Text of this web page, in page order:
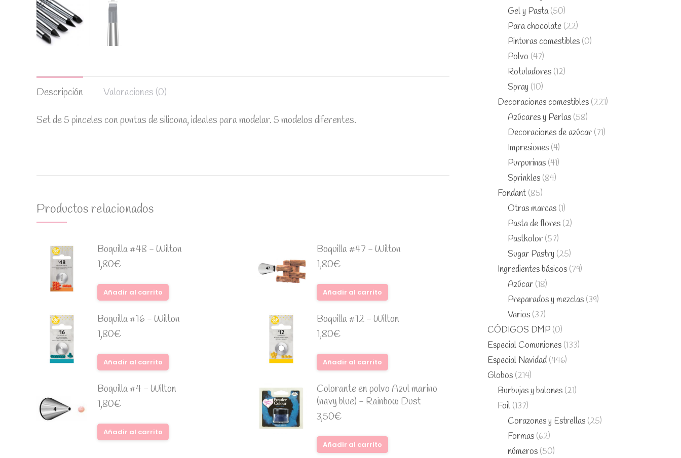
Descripción Valoraciones (0)
Set de 5 pinceles con puntas de silicona, ideales para modelar. 5 modelos diferentes.
Productos relacionados
Boquilla #48 - Wilton
1,80€
Añadir al carrito
Boquilla #47 - Wilton
1,80€
Añadir al carrito
Boquilla #16 - Wilton
1,80€
Añadir al carrito
Boquilla #12 - Wilton
1,80€
Añadir al carrito
Boquilla #4 - Wilton
1,80€
Añadir al carrito
Colorante en polvo Azul marino
(navy blue) - Rainbow Dust
3,50€
Añadir al carrito
Gel y Pasta (50)
Para chocolate (22)
Pinturas comestibles (0)
Polvo (47)
Rotuladores (12)
Spray (10)
Decoraciones comestibles (221)
Azúcares y Perlas (58)
Decoraciones de azúcar (71)
Impresiones (4)
Purpurinas (41)
Sprinkles (84)
Fondant (85)
Otras marcas (1)
Pasta de flores (2)
Pastkolor (57)
Sugar Pastry (25)
Ingredientes básicos (79)
Azúcar (18)
Preparados y mezclas (39)
Varios (37)
CÓDIGOS DMP (0)
Especial Comuniones (133)
Especial Navidad (446)
Globos (214)
Burbujas y balones (21)
Foil (137)
Corazones y Estrellas (25)
Formas (62)
números (50)